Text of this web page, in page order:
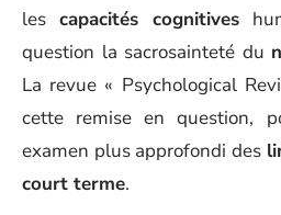
les capacités cognitives
question la sacrosainteté du
La revue « Psychological
cette remise en question,
examen plus approfondi des
court terme.